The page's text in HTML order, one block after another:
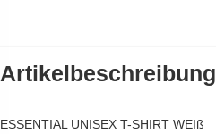
Artikelbeschreibung
ESSENTIAL UNISEX T-SHIRT WEIß